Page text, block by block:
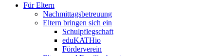
Für Eltern
Nachmittagsbetreuung
Eltern bringen sich ein
Schulpflegschaft
eduKATHio
Förderverein